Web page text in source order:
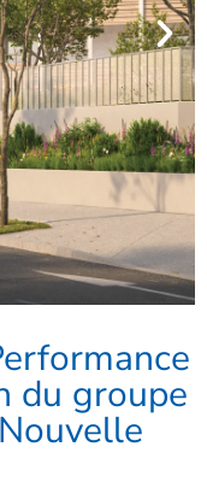
du groupe